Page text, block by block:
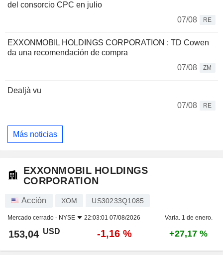
del consorcio CPC en julio
07/08
RE
EXXONMOBIL HOLDINGS CORPORATION : TD Cowen
da una recomendación de compra
07/08
ZM
Dealjà vu
07/08
RE
Más noticias
EXXONMOBIL HOLDINGS
CORPORATION
Acción XOM US30233Q1085
Mercado cerrado - NYSE 22:03:01 07/08/2026 Varia. 1 de enero.
153,04 USD -1,16 % +27,17 %